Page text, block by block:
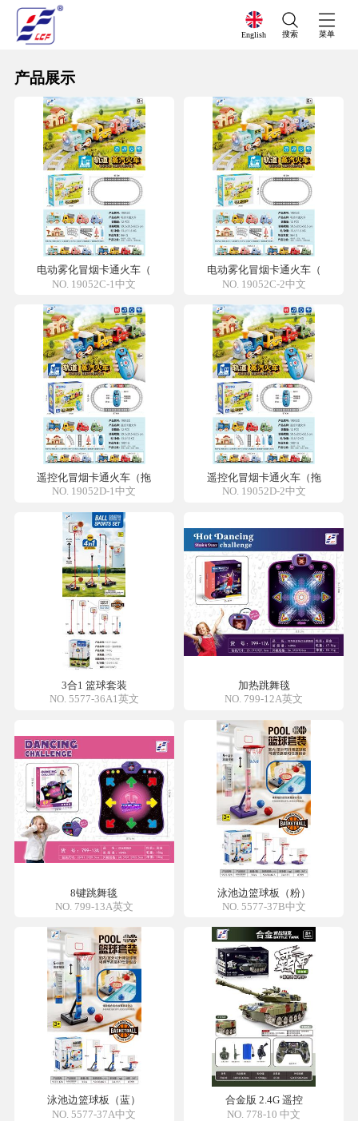
English 搜索 菜单
产品展示
电动雾化冒烟卡通火车（
NO. 19052C-1中文
电动雾化冒烟卡通火车（
NO. 19052C-2中文
遥控化冒烟卡通火车（拖
NO. 19052D-1中文
遥控化冒烟卡通火车（拖
NO. 19052D-2中文
3合1 篮球套装
NO. 5577-36A1英文
加热跳舞毯
NO. 799-12A英文
8键跳舞毯
NO. 799-13A英文
泳池边篮球板（粉）
NO. 5577-37B中文
泳池边篮球板（蓝）
NO. 5577-37A中文
合金版 2.4G 遥控
NO. 778-10 中文